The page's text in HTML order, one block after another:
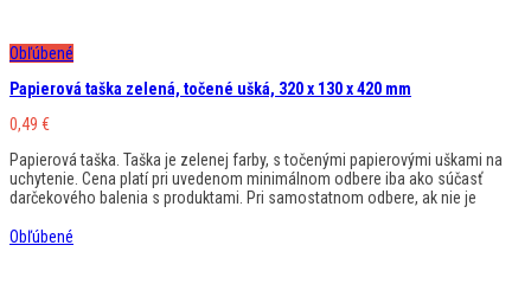
Obľúbené
Papierová taška zelená, točené ušká, 320 x 130 x 420 mm
0,49 €
Papierová taška. Taška je zelenej farby, s točenými papierovými uškami na
uchytenie. Cena platí pri uvedenom minimálnom odbere iba ako súčasť
darčekového balenia s produktami. Pri samostatnom odbere, ak nie je
Obľúbené